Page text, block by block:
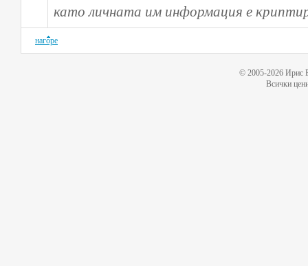
като личната им информация е
нагоре
© 2005-2026 Ирис
Всички